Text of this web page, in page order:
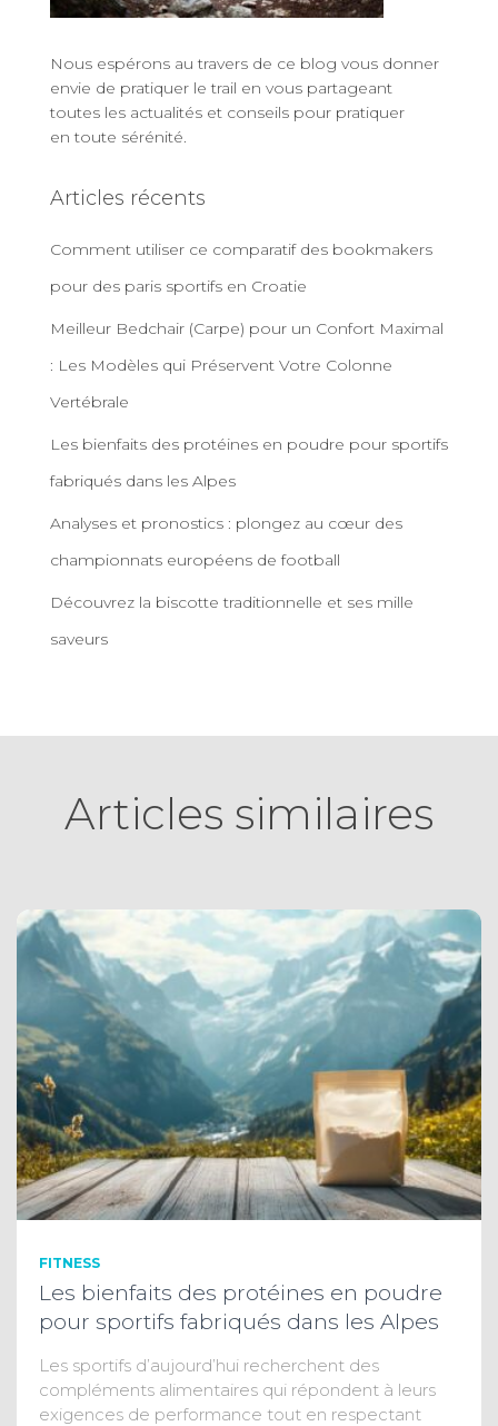
Nous espérons au travers de ce blog vous donner
envie de pratiquer le trail en vous partageant
toutes les actualités et conseils pour pratiquer
en toute sérénité.
Articles récents
Comment utiliser ce comparatif des bookmakers
pour des paris sportifs en Croatie
Meilleur Bedchair (Carpe) pour un Confort Maximal
: Les Modèles qui Préservent Votre Colonne
Vertébrale
Les bienfaits des protéines en poudre pour sportifs
fabriqués dans les Alpes
Analyses et pronostics : plongez au cœur des
championnats européens de football
Découvrez la biscotte traditionnelle et ses mille
saveurs
Articles similaires
FITNESS
Les bienfaits des protéines en poudre
pour sportifs fabriqués dans les Alpes
Les sportifs d’aujourd’hui recherchent des
compléments alimentaires qui répondent à leurs
exigences de performance tout en respectant